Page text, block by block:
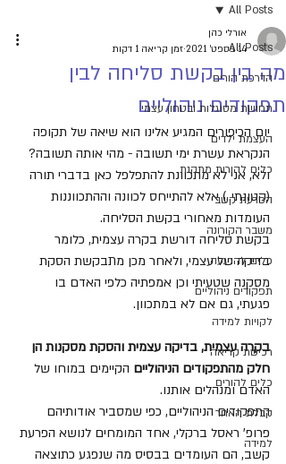
All Posts
הדרכת הורים
תחושת מסוגלות ובטחון עצמי
העצמת ילדים
כלים להורות מתקנת
הפרעת קשב
משבר הקורונה
כלים להרגעה
תפקודים ניהוליים
לקויות למידה
רכישת קריאה
כלים להורים
קבלת האחר
למידה
All Posts
מה בין בקשת סליחה לבין
תפקודים ניהוליים
אורלי כהן
14 בספט׳ 2021
זמן קריאה 1 דקות
יום הכיפורים המגיע אלינו הוא שיאה של תקופה
הנקראת עשרת ימי תשובה - מהי אותה תשובה?
ולא, אני לא מתכוונת להתפלפל כאן בדברי תורה
(קטונתי..) אלא להתייחס לכוונה וההתכווננות
העומדות מאחורי בקשת הסליחה.
בקשת סליחה דורשת בקרה עצמית, כלומר
בדיקה של עצמי, ולאחר מכן מתבקשת הסקת
מסקנה שטעיתי וכן אמפתיה כלפי האדם בו
פגעתי, גם אם לא במתכוון.
בקרה עצמית, בדיקה עצמית והסקת מסקנות הן
חלק מהתפקודים הניהוליים הקיימים במוחו של
האדם ומנהלים אותנו.
התפקודים הניהוליים, כפי שמסביר אודותיהם
פרופ' ראסל ברקלי, אחד המומחים לנושא הפרעת
קשב, הם העומדים בבסיס מה שנפגע כתוצאה